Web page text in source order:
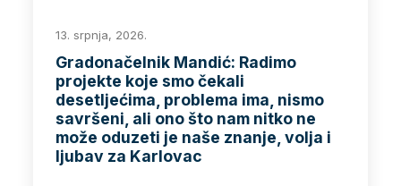
13. srpnja, 2026.
Gradonačelnik Mandić: Radimo
projekte koje smo čekali
desetljećima, problema ima, nismo
savršeni, ali ono što nam nitko ne
može oduzeti je naše znanje, volja i
ljubav za Karlovac